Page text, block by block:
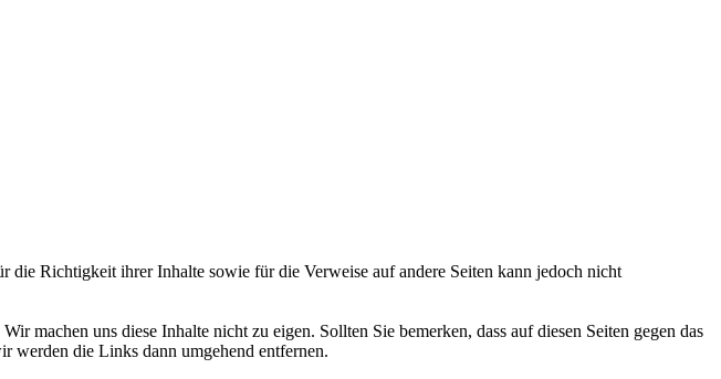
Richtigkeit ihrer Inhalte sowie für die Verweise auf andere Seiten kann jedoch nicht
machen uns diese Inhalte nicht zu eigen. Sollten Sie bemerken, dass auf diesen Seiten gegen das
werden die Links dann umgehend entfernen.